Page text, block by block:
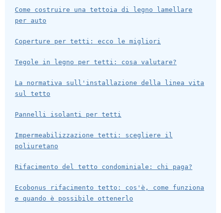
Come costruire una tettoia di legno lamellare
per auto
Coperture per tetti: ecco le migliori
Tegole in legno per tetti: cosa valutare?
La normativa sull'installazione della linea vita
sul tetto
Pannelli isolanti per tetti
Impermeabilizzazione tetti: scegliere il
poliuretano
Rifacimento del tetto condominiale: chi paga?
Ecobonus rifacimento tetto: cos'è, come funziona
e quando è possibile ottenerlo